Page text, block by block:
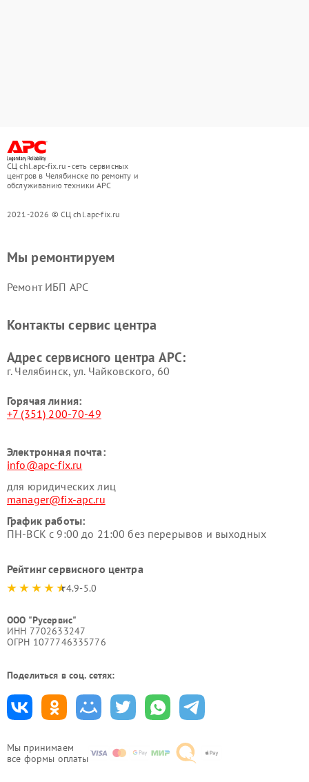
СЦ chl.apc-fix.ru - сеть сервисных
центров в Челябинске по ремонту и
обслуживанию техники APC
2021-2026 © СЦ chl.apc-fix.ru
Мы принимаем
все формы оплаты
Мы ремонтируем
Ремонт ИБП APC
Контакты сервис центра
Адрес сервисного центра APC:
г. Челябинск, ул. Чайковского, 60
Горячая линия:
+7 (351) 200-70-49
Электронная почта:
info@apc-fix.ru
для юридических лиц
manager@fix-apc.ru
График работы:
ПН-ВСК с 9:00 до 21:00 без перерывов и выходных
Рейтинг сервисного центра
4.9-5.0
ООО "Русервис"
ИНН 7702633247
ОГРН 1077746335776
Поделиться в соц. сетях: